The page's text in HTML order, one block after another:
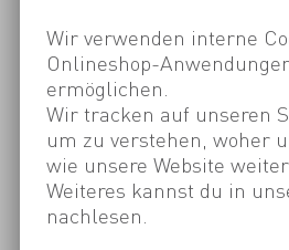
Wir verwenden interne
Onlineshop-
ermöglichen.
Wir tracken auf unseren
um zu verstehen, woher
wie unsere Website
Weiteres kannst du in
nachlesen.